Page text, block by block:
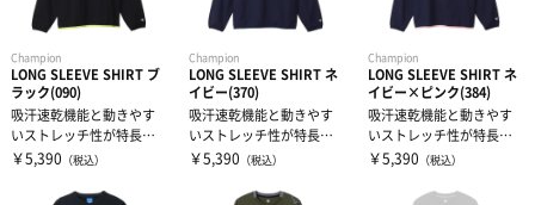
ウィンドブレーカー・ピステ
コート
レディース＆ジュニア
リストバンド・ヘアバンド
その他
エクササイズマット
ケア・コンディション
Champion
LONG SLEEVE SHIRT ブ
ラック(090)
吸汗速乾機能と動きやす
いストレッチ性が特長の
素材を使用したロングス
￥5,390 （税込）
Champion
LONG SLEEVE SHIRT ネ
イビー(370)
吸汗速乾機能と動きやす
いストレッチ性が特長の
素材を使用したロングス
￥5,390 （税込）
Champion
LONG SLEEVE SHIRT ネ
イビー×ピンク(384)
吸汗速乾機能と動きやす
いストレッチ性が特長の
素材を使用したロングス
￥5,390 （税込）